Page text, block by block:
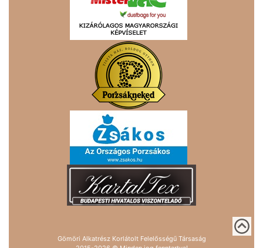
Gömöri Alkatrész Korlátolt Felelősségű Társaság